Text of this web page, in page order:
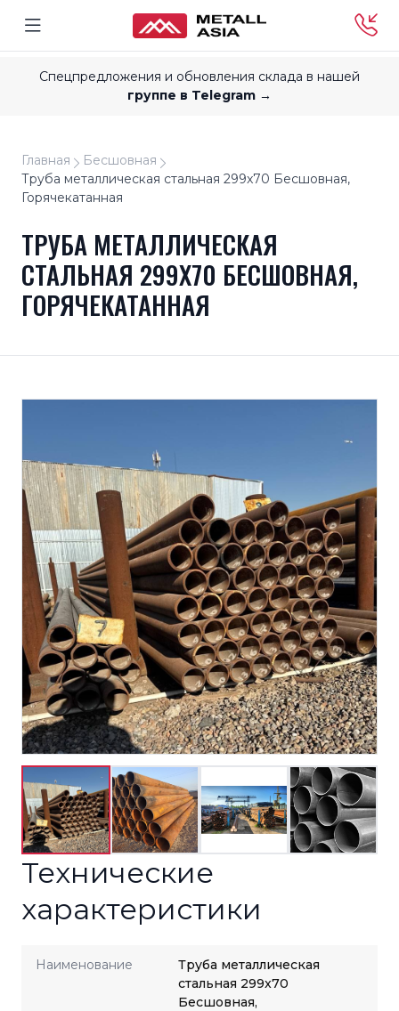
Спецпредложения и обновления склада в нашей
группе в Telegram →
Главная
Бесшовная
Труба металлическая стальная 299x70 Бесшовная,
Горячекатанная
ТРУБА МЕТАЛЛИЧЕСКАЯ
СТАЛЬНАЯ 299X70 БЕСШОВНАЯ,
ГОРЯЧЕКАТАННАЯ
Технические
характеристики
Наименование
Труба металлическая
стальная 299x70
Бесшовная,